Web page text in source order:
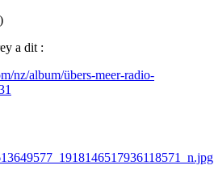
a dit :
nz/album/übers-meer-radio-